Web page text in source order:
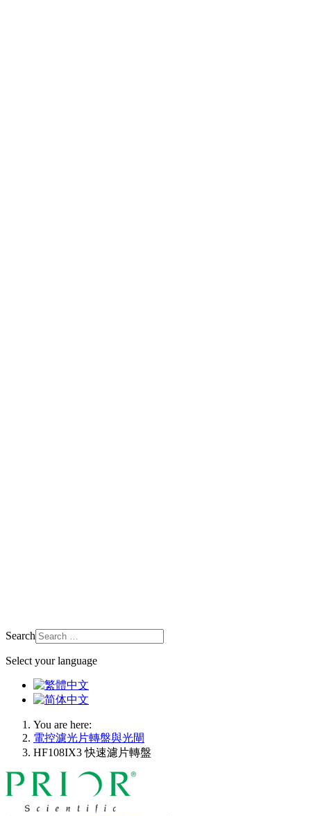
Search
Select your language
You are here:
電控濾光片轉盤與光閘
HF108IX3 快速濾片轉盤